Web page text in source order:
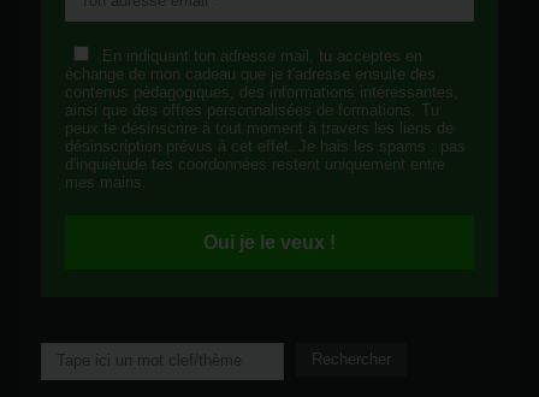
En indiquant ton adresse mail, tu acceptes en
échange de mon cadeau que je t'adresse ensuite des
contenus pédagogiques, des informations intéressantes,
ainsi que des offres personnalisées de formations. Tu
peux te désinscrire à tout moment à travers les liens de
désinscription prévus à cet effet. Je hais les spams : pas
d'inquiétude tes coordonnées restent uniquement entre
mes mains.
Oui je le veux !
Rechercher Rechercher